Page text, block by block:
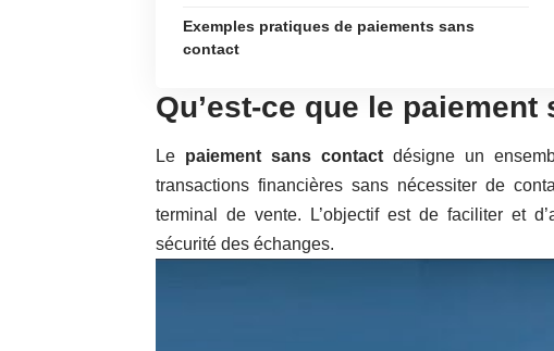
Exemples pratiques de paiements sans
contact
Qu’est-ce que le
Le paiement sans contact désigne un
transactions financières sans nécessiter de
terminal de vente. L’objectif est de faciliter et
sécurité des échanges.